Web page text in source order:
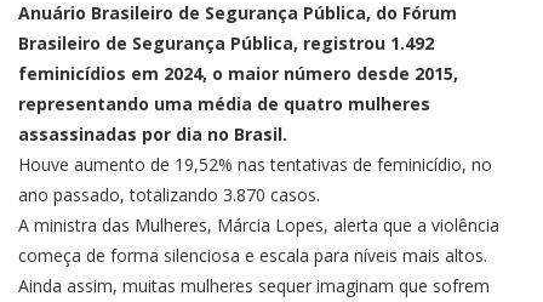
Anuário Brasileiro de Segurança Pública, do Fórum
Brasileiro de Segurança Pública, registrou 1.492
feminicídios em 2024, o maior número desde 2015,
representando uma média de quatro mulheres
assassinadas por dia no Brasil.
Houve aumento de 19,52% nas tentativas de feminicídio, no
ano passado, totalizando 3.870 casos.
A ministra das Mulheres, Márcia Lopes, alerta que a violência
começa de forma silenciosa e escala para níveis mais altos.
Ainda assim, muitas mulheres sequer imaginam que sofrem